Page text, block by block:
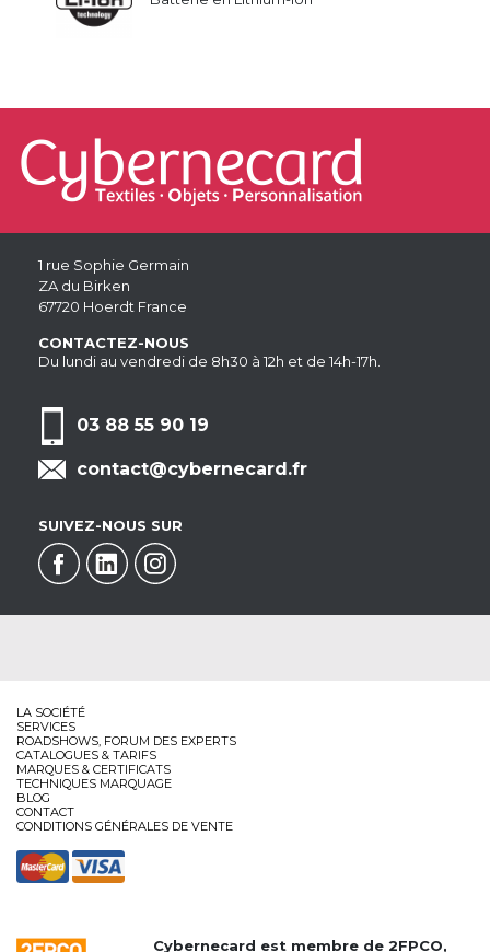
1 rue Sophie Germain
ZA du Birken
67720 Hoerdt France
CONTACTEZ-NOUS
Du lundi au vendredi de 8h30 à 12h et de 14h-17h.
03 88 55 90 19
contact@cybernecard.fr
SUIVEZ-NOUS SUR
LA SOCIÉTÉ
SERVICES
ROADSHOWS, FORUM DES EXPERTS
CATALOGUES & TARIFS
MARQUES & CERTIFICATS
TECHNIQUES MARQUAGE
BLOG
CONTACT
CONDITIONS GÉNÉRALES DE VENTE
Cybernecard est membre de2FPCO,